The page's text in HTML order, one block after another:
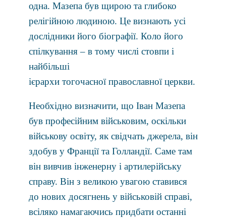
одна. Мазепа був щирою та глибоко
релігійною людиною. Це визнають усі
дослідники його біографії. Коло його
спілкування – в тому числі стовпи і
найбільші
ієрархи тогочасної православної церкви.
Необхідно визначити, що Іван Мазепа
був професійним військовим, оскільки
військову освіту, як свідчать джерела, він
здобув у Франції та Голландії. Саме там
він вивчив інженерну і артилерійську
справу. Він з великою увагою ставився
до нових досягнень у військовій справі,
всіляко намагаючись придбати останні